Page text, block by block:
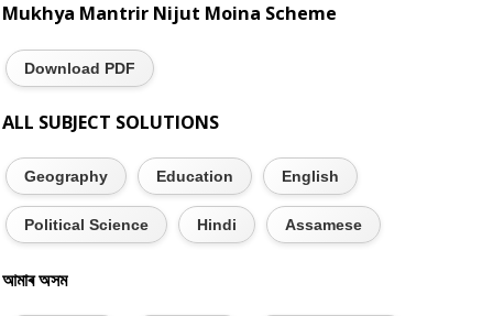
Mukhya Mantrir Nijut Moina Scheme
Download PDF
ALL SUBJECT SOLUTIONS
Geography Education English
Political Science Hindi Assamese
আমাৰ অসম